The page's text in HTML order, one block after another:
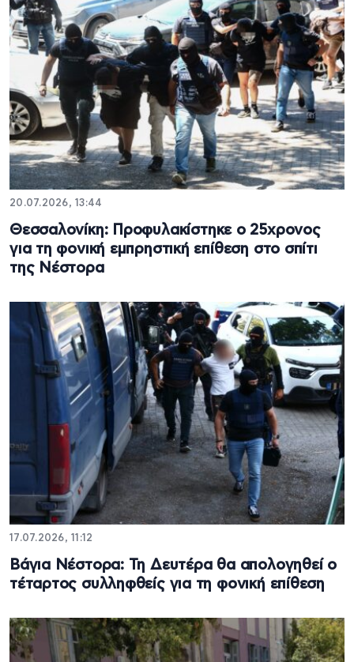
20.07.2026, 13:44
Θεσσαλονίκη: Προφυλακίστηκε ο 25χρονος
για τη φονική εμπρηστική επίθεση στο σπίτι
της Νέστορα
17.07.2026, 11:12
Βάγια Νέστορα: Τη Δευτέρα θα απολογηθεί ο
τέταρτος συλληφθείς για τη φονική επίθεση